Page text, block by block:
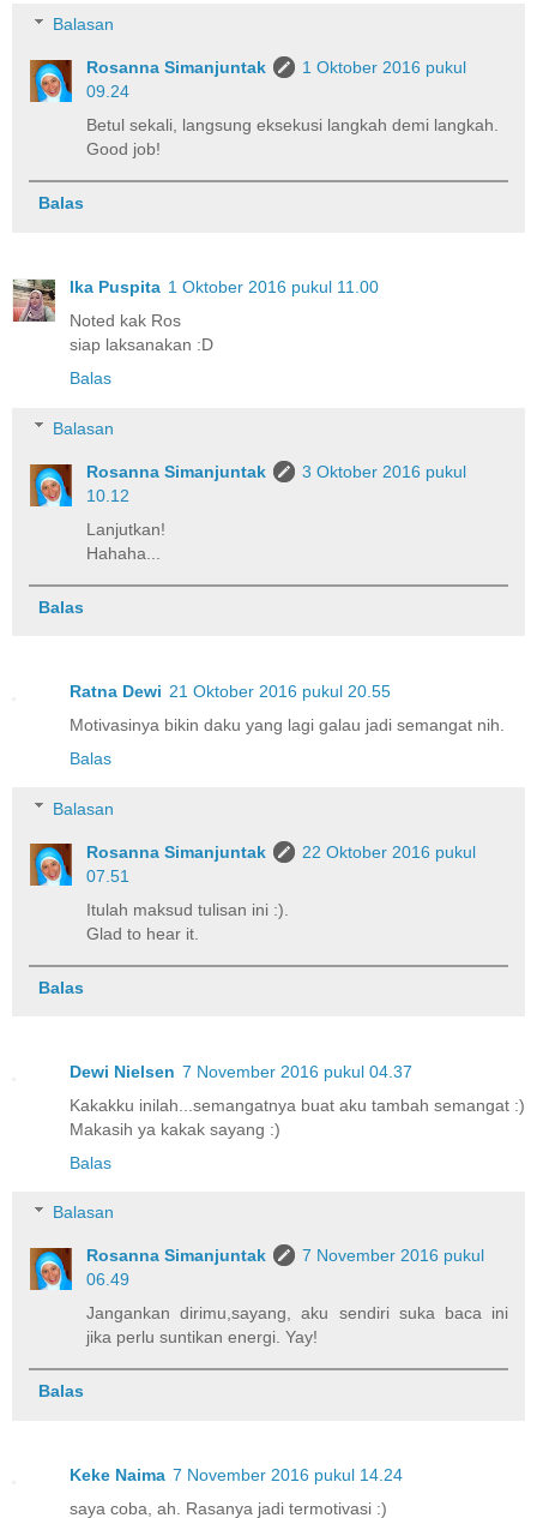
Balasan
Rosanna Simanjuntak
1 Oktober 2016 pukul
09.24
Betul sekali, langsung eksekusi langkah demi langkah.
Good job!
Balas
Ika Puspita 1 Oktober 2016 pukul 11.00
Noted kak Ros
siap laksanakan :D
Balas
Balasan
Rosanna Simanjuntak
3 Oktober 2016 pukul
10.12
Lanjutkan!
Hahaha...
Balas
Ratna Dewi 21 Oktober 2016 pukul 20.55
Motivasinya bikin daku yang lagi galau jadi semangat nih.
Balas
Balasan
Rosanna Simanjuntak
22 Oktober 2016 pukul
07.51
Itulah maksud tulisan ini :).
Glad to hear it.
Balas
Dewi Nielsen 7 November 2016 pukul 04.37
Kakakku inilah...semangatnya buat aku tambah semangat :)
Makasih ya kakak sayang :)
Balas
Balasan
Rosanna Simanjuntak
7 November 2016 pukul
06.49
Jangankan dirimu,sayang, aku sendiri suka baca ini
jika perlu suntikan energi. Yay!
Balas
Keke Naima 7 November 2016 pukul 14.24
saya coba, ah. Rasanya jadi termotivasi :)